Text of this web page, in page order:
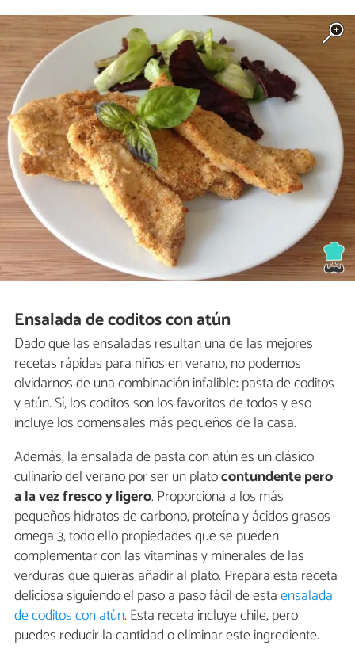
Ensalada de coditos con atún
Dado que las ensaladas resultan una de las mejores
recetas rápidas para niños en verano, no podemos
olvidarnos de una combinación infalible: pasta de coditos
y atún. Sí, los coditos son los favoritos de todos y eso
incluye los comensales más pequeños de la casa.
Además, la ensalada de pasta con atún es un clásico
culinario del verano por ser un platocontundente pero
a la vez fresco y ligero. Proporciona a los más
pequeños hidratos de carbono, proteína y ácidos grasos
omega 3, todo ello propiedades que se pueden
complementar con las vitaminas y minerales de las
verduras que quieras añadir al plato. Prepara esta receta
deliciosa siguiendo el paso a paso fácil de estaensalada
de coditos con atún. Esta receta incluye chile, pero
puedes reducir la cantidad o eliminar este ingrediente.